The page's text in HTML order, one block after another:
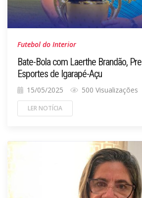
Futebol do Interior
Bate-Bola com Laerthe Brandão,
Esportes de Igarapé-Açu
15/05/2025 500 Visualizações
LER NOTÍCIA